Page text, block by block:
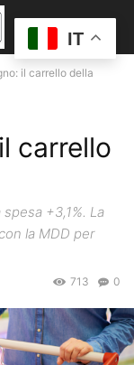
il carrello della
carrello
+3,1%. La
la MDD per
0
713
IT